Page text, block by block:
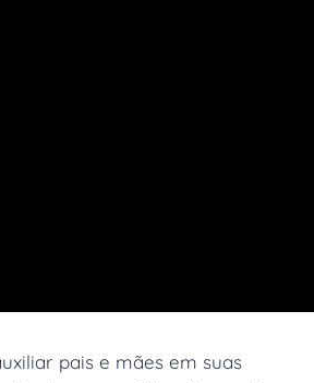
pais e mães em suas